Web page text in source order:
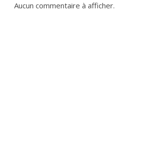
Aucun commentaire à afficher.